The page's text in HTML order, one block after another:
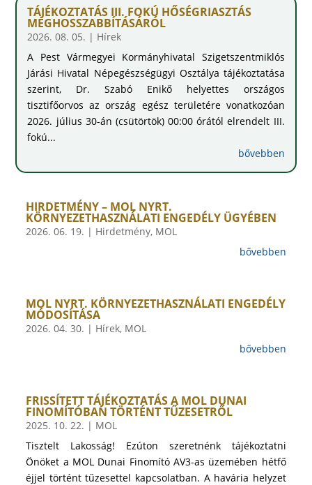
TÁJÉKOZTATÁS III. FOKÚ HŐSÉGRIASZTÁS
MEGHOSSZABBÍTÁSÁRÓL
2026. 08. 05. | Hírek
A Pest Vármegyei Kormányhivatal Szigetszentmiklós
Járási Hivatal Népegészségügyi Osztálya tájékoztatása
szerint, Dr. Szabó Enikő helyettes országos
tisztifőorvos az ország egész területére vonatkozóan
2026. július 30-án (csütörtök) 00:00 órától elrendelt III.
fokú...
bővebben
HIRDETMÉNY – MOL NYRT.
KÖRNYEZETHASZNÁLATI ENGEDÉLY ÜGYÉBEN
2026. 06. 19. | Hirdetmény, MOL
bővebben
MOL NYRT. KÖRNYEZETHASZNÁLATI ENGEDÉLY
MÓDOSÍTÁSA
2026. 04. 30. | Hírek, MOL
bővebben
FRISSÍTETT TÁJÉKOZTATÁS A MOL DUNAI
FINOMÍTÓBAN TÖRTÉNT TŰZESETRŐL
2025. 10. 22. | MOL
Tisztelt Lakosság! Ezúton szeretnénk tájékoztatni
Önöket a MOL Dunai Finomító AV3-as üzemében hétfő
éjjel történt tűzesettel kapcsolatban. A havária helyzet